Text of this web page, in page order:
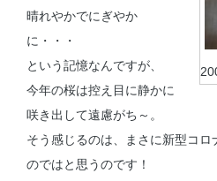
晴れやかでにぎやか
に・・・
という記憶なんですが、
今年の桜は控え目に静かに
咲き出して遠慮がち～。
そう感じるのは、まさに新型コ
のではと思うのです！